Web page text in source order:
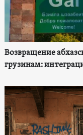
Возвращение
грузинам: